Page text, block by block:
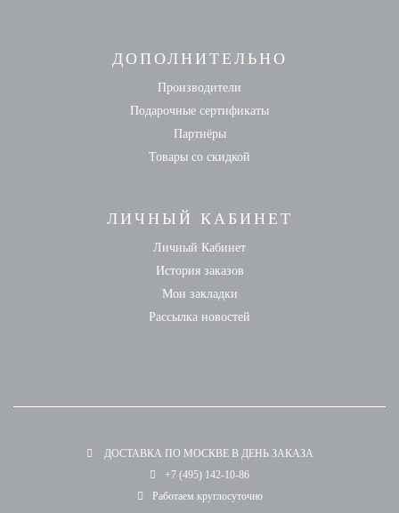
ДОПОЛНИТЕЛЬНО
Производители
Подарочные сертификаты
Партнёры
Товары со скидкой
ЛИЧНЫЙ КАБИНЕТ
Личный Кабинет
История заказов
Мои закладки
Рассылка новостей
ДОСТАВКА ПО МОСКВЕ В ДЕНЬ ЗАКАЗА
+7 (495) 142-10-86
Работаем круглосуточно